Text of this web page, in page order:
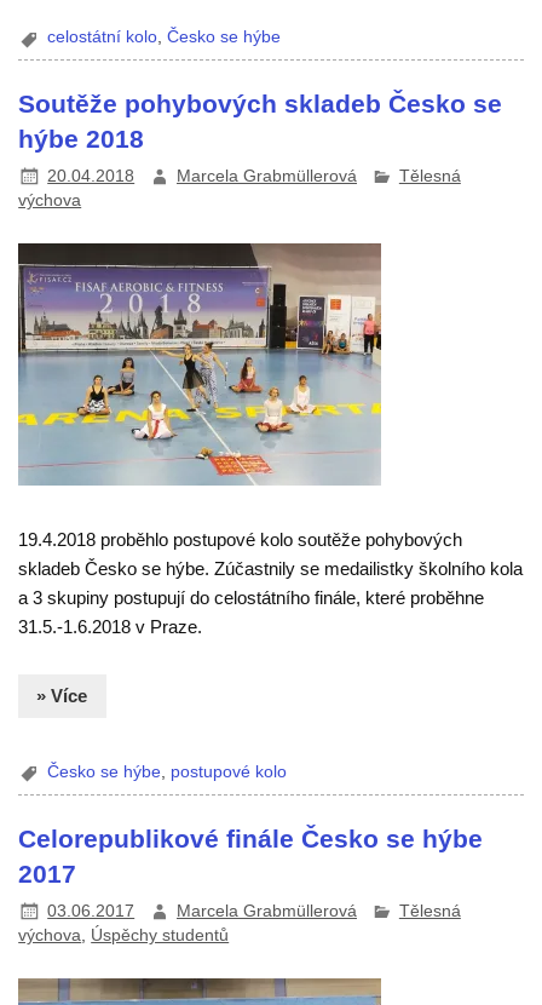
celostátní kolo,Česko se hýbe
Soutěže pohybových skladeb Česko se
hýbe 2018
20.04.2018 Marcela Grabmüllerová
Tělesná
výchova
19.4.2018 proběhlo postupové kolo soutěže pohybových
skladeb Česko se hýbe. Zúčastnily se medailistky školního kola
a 3 skupiny postupují do celostátního finále, které proběhne
31.5.-1.6.2018 v Praze.
» Více
Česko se hýbe, postupové kolo
Celorepublikové finále Česko se hýbe
2017
03.06.2017 Marcela Grabmüllerová
Tělesná
výchova, Úspěchy studentů